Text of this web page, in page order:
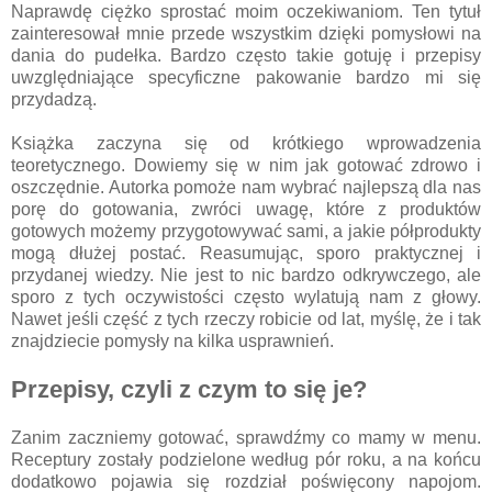
Naprawdę ciężko sprostać moim oczekiwaniom. Ten tytuł
zainteresował mnie przede wszystkim dzięki pomysłowi na
dania do pudełka. Bardzo często takie gotuję i przepisy
uwzględniające specyficzne pakowanie bardzo mi się
przydadzą.
Książka zaczyna się od krótkiego wprowadzenia
teoretycznego. Dowiemy się w nim jak gotować zdrowo i
oszczędnie. Autorka pomoże nam wybrać najlepszą dla nas
porę do gotowania, zwróci uwagę, które z produktów
gotowych możemy przygotowywać sami, a jakie półprodukty
mogą dłużej postać. Reasumując, sporo praktycznej i
przydanej wiedzy. Nie jest to nic bardzo odkrywczego, ale
sporo z tych oczywistości często wylatują nam z głowy.
Nawet jeśli część z tych rzeczy robicie od lat, myślę, że i tak
znajdziecie pomysły na kilka usprawnień.
Przepisy, czyli z czym to się je?
Zanim zaczniemy gotować, sprawdźmy co mamy w menu.
Receptury zostały podzielone według pór roku, a na końcu
dodatkowo pojawia się rozdział poświęcony napojom.